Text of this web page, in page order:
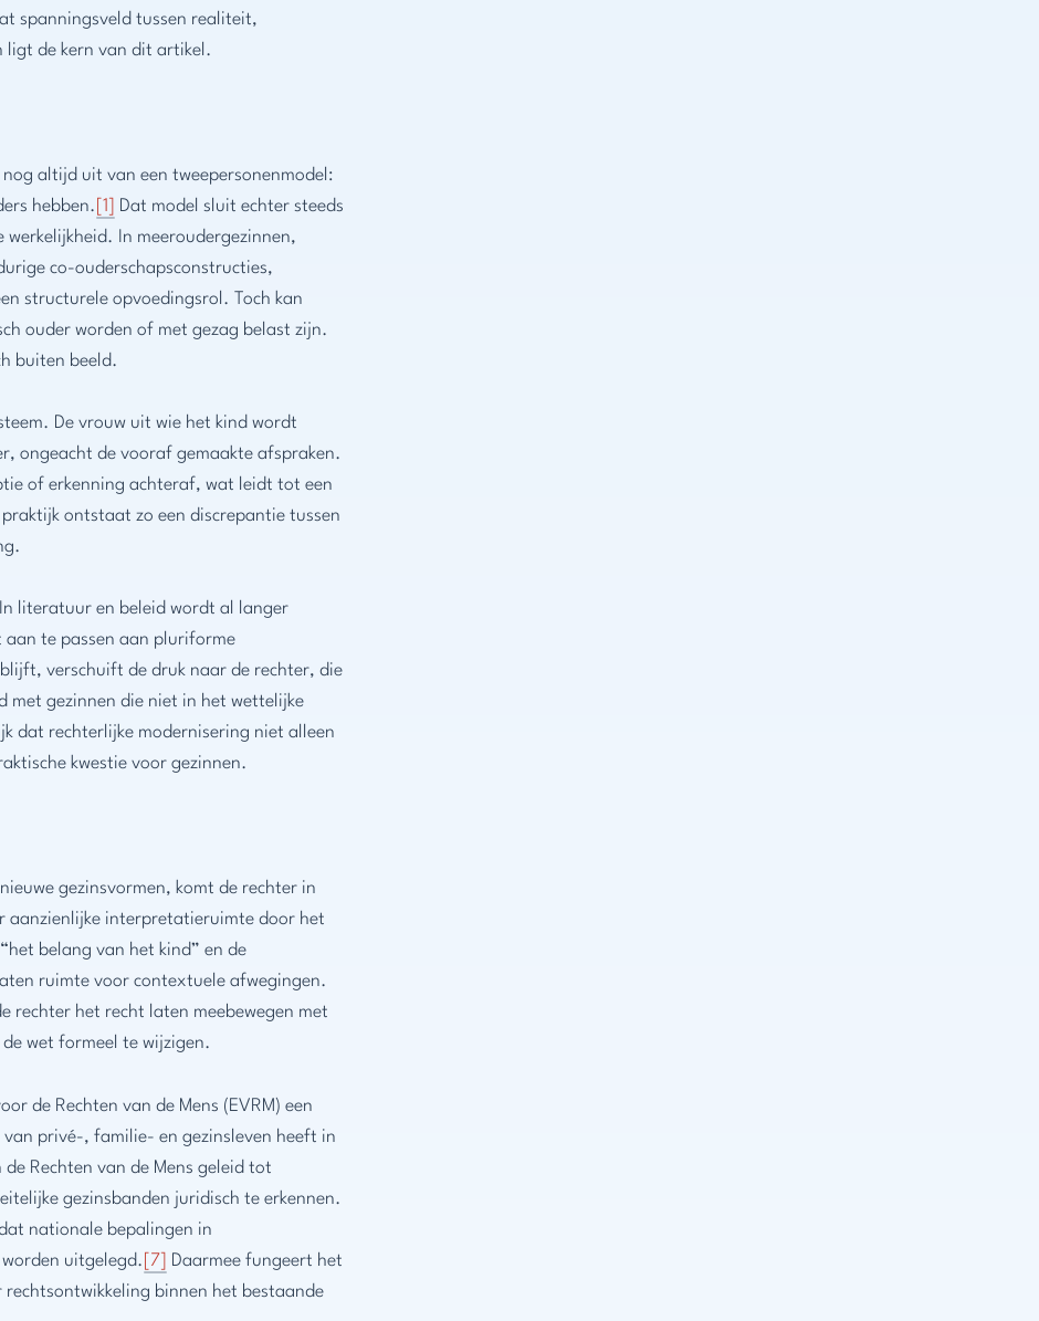
spanningsveld tussen realiteit,
ligt de kern van dit artikel.
altijd uit van een tweepersonenmodel:
hebben. [1]
Dat model sluit echter steeds
In meeroudergezinnen,
co-ouderschapsconstructies,
structurele opvoedingsrol. Toch kan
ouder worden of met gezag belast zijn.
buiten beeld.
De vrouw uit wie het kind wordt
ongeacht de vooraf gemaakte afspraken.
of erkenning achteraf, wat leidt tot een
ontstaat zo een discrepantie tussen
literatuur en beleid wordt al langer
aan te passen aan pluriforme
verschuift de druk naar de rechter, die
met gezinnen die niet in het wettelijke
dat rechterlijke modernisering niet alleen
kwestie voor gezinnen.
gezinsvormen, komt de rechter in
aanzienlijke interpretatieruimte door het
belang van het kind” en de
ruimte voor contextuele afwegingen.
rechter het recht laten meebewegen met
wet formeel te wijzigen.
de Rechten van de Mens (EVRM) een
privé-, familie- en gezinsleven heeft in
Rechten van de Mens geleid tot
gezinsbanden juridisch te erkennen.
nationale bepalingen in
uitgelegd. [7]
Daarmee fungeert het
binnen het bestaande